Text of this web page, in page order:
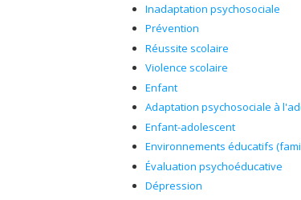
Inadaptation psychosociale
Prévention
Réussite scolaire
Violence scolaire
Enfant
Adaptation psychosociale à
Enfant-adolescent
Environnements éducatifs
Évaluation psychoéducative
Dépression